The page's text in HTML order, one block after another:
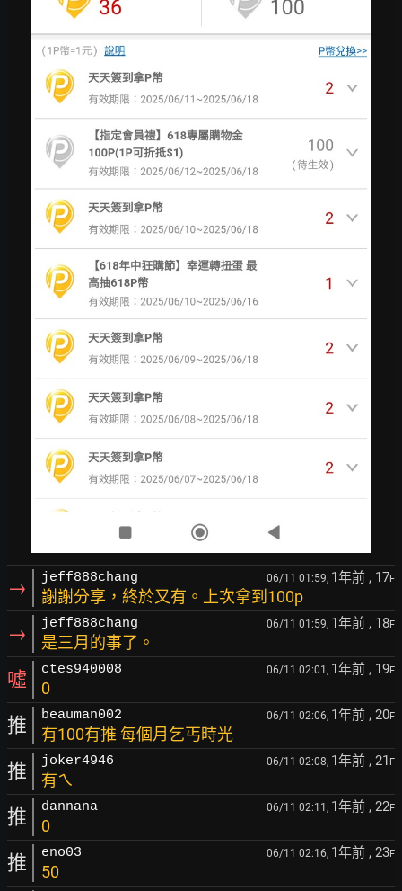
→ jeff888chang 06/11 01:59, 1年前 , 17F
謝謝分享，終於又有。上次拿到100p
→ jeff888chang 06/11 01:59, 1年前 , 18F
是三月的事了。
噓 ctes940008 06/11 02:01, 1年前 , 19F
0
推 beauman002 06/11 02:06, 1年前 , 20F
有100有推 每個月乞丐時光
推 joker4946 06/11 02:08, 1年前 , 21 F
有ㄟ
推 dannana 06/11 02:11, 1年前 , 22F
0
推 eno03 06/11 02:16, 1年前 , 23F
50